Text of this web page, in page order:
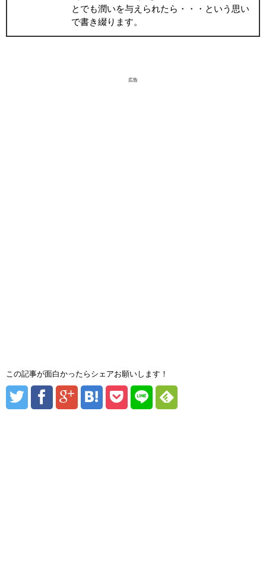
とでも潤いを与えられたら・・・という思い
で書き綴ります。
広告
この記事が面白かったらシェアお願いします！